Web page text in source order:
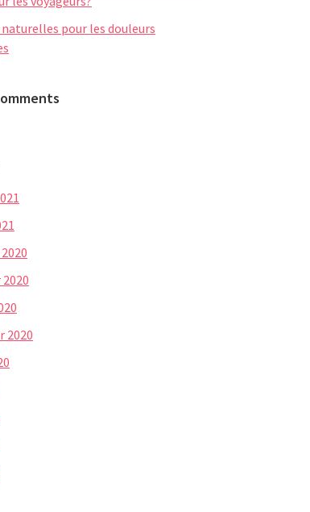
naturelles pour les douleurs
2020